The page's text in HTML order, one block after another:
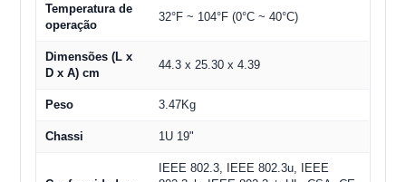
Temperatura de
operação
32°F ~ 104°F (0°C ~ 40°C)
Dimensões (L x
D x A) cm
44.3 x 25.30 x 4.39
Peso 3.47Kg
Chassi 1U 19"
IEEE 802.3, IEEE 802.3u, IEEE